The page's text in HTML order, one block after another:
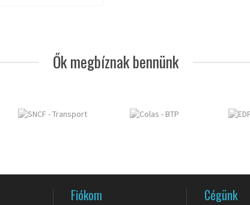
Ők megbíznak bennünk
Fiókom Cégünk